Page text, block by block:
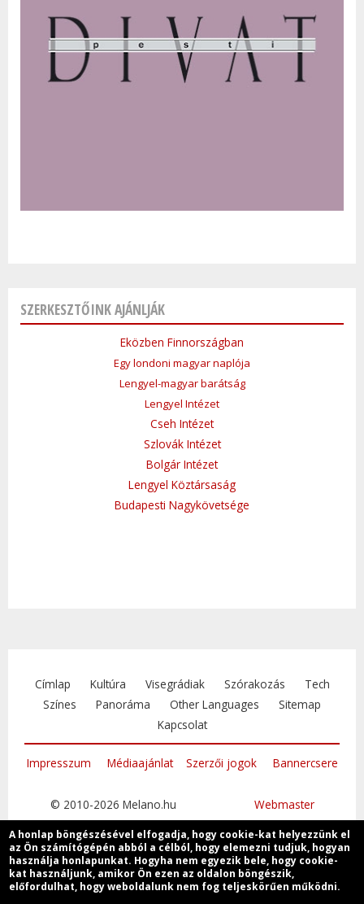
SZERKESZTŐINK AJÁNLJÁK
Eközben Finnországban
Egy londoni magyar naplója
Lengyel-magyar barátság
Lengyel Intézet
Cseh Intézet
Szlovák Intézet
Bolgár Intézet
Lengyel Köztársaság
Budapesti Nagykövetsége
Címlap Kultúra Visegrádiak Szórakozás
Tech
Színes
Panoráma Other Languages
Sitemap
Kapcsolat
Impresszum Médiaajánlat Szerzői jogok Bannercsere
© 2010-2026 Melano.hu Webmaster
Csatlakozzon
A honlap böngészésével elfogadja, hogy cookie-kat helyezzünk el
az Ön számítógépén abból a célból, hogy elemezni tudjuk, hogyan
használja honlapunkat. Hogyha nem egyezik bele, hogy cookie-
kat használjunk, amikor Ön ezen az oldalon böngészik,
előfordulhat, hogy weboldalunk nem fog teljeskörűen működni.